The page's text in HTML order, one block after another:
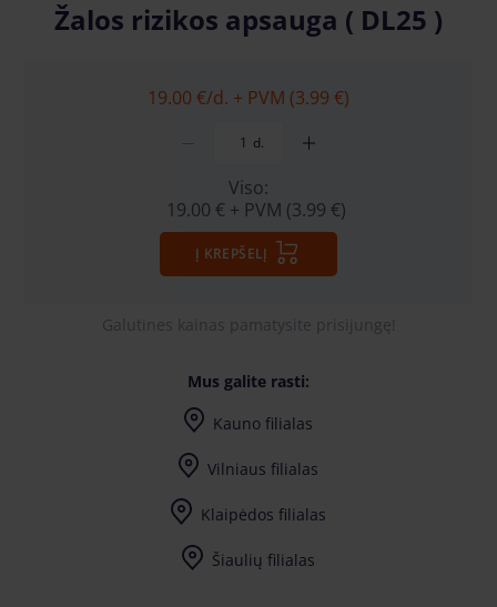
Žalos rizikos apsauga ( DL25 )
19.00 €/d. + PVM (3.99 €)
d.
Viso:
19.00 € + PVM (3.99 €)
Į KREPŠELĮ
Galutines kainas pamatysite prisijungę!
Mus galite rasti:
Kauno filialas
Vilniaus filialas
Klaipėdos filialas
Šiaulių filialas